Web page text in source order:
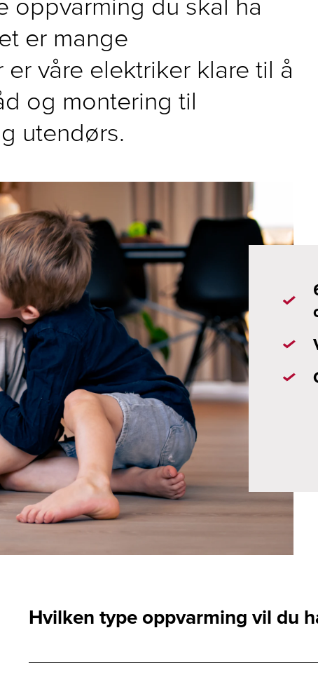
oppvarming du skal ha
er mange
våre elektriker klare til å
og montering til
utendørs.
Hvilken type oppvarming vil du